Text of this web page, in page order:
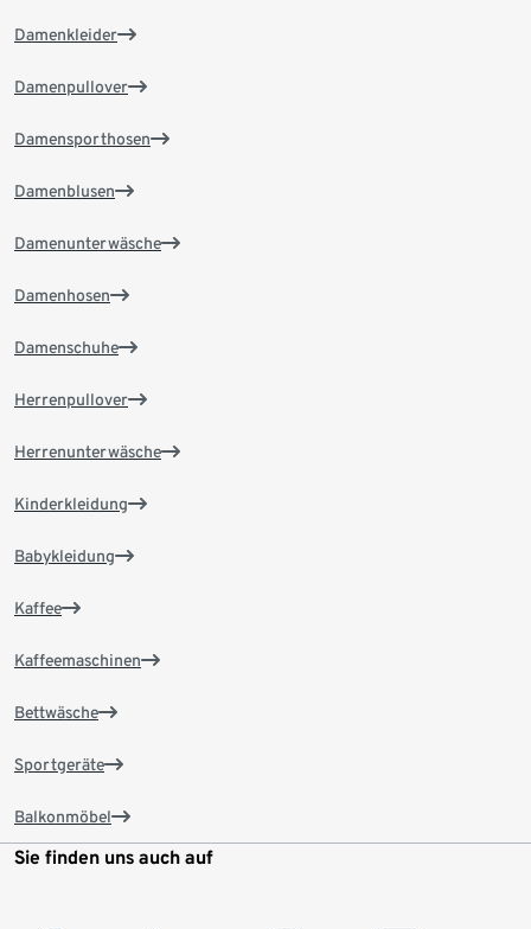
Damenkleider
Damenpullover
Damensporthosen
Damenblusen
Damenunterwäsche
Damenhosen
Damenschuhe
Herrenpullover
Herrenunterwäsche
Kinderkleidung
Babykleidung
Kaffee
Kaffeemaschinen
Bettwäsche
Sportgeräte
Balkonmöbel
Sie finden uns auch auf